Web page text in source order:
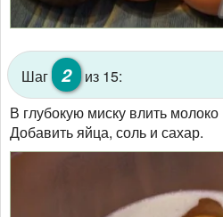
Шаг 2
из 15:
В глубокую миску влить
Добавить яйца, соль и сахар.